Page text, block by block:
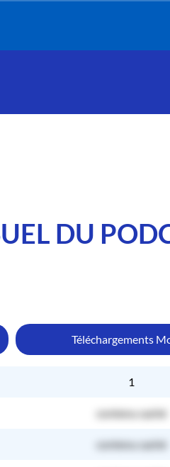
DU
Téléchargements
1
contenu caché
contenu caché